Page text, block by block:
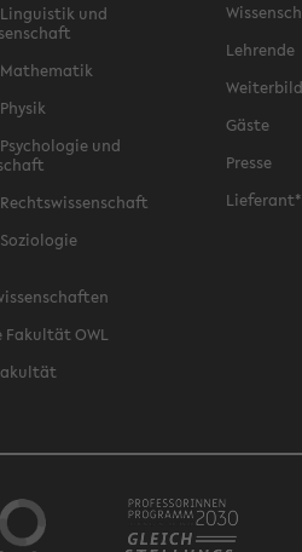
und
und
Fakultät OWL
Lehrende
Gäste
Presse